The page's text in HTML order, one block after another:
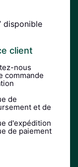
disponible
client
nous
commande
de
et de
d'expédition
de paiement